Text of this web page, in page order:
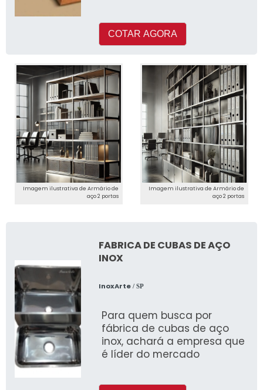
COTAR AGORA
Imagem ilustrativa de Armário de
aço 2 portas
Imagem ilustrativa de Armário de
aço 2 portas
FABRICA DE CUBAS DE AÇO
INOX
InoxArte/ SP
Para quem busca por
fábrica de cubas de aço
inox, achará a empresa que
é líder do mercado